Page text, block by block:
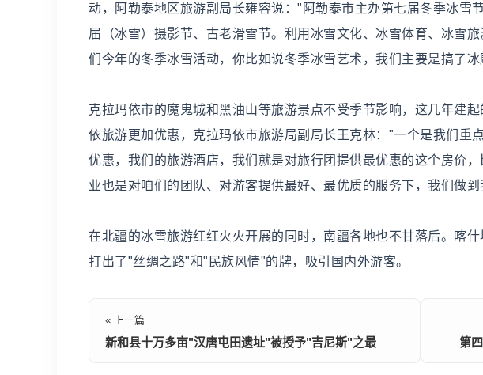
动，阿勒泰地区旅游副局长雍容说："阿勒泰市主办第七届冬季冰雪
届（冰雪）摄影节、古老滑雪节。利用冰雪文化、冰雪体育、冰雪
们今年的冬季冰雪活动，你比如说冬季冰雪艺术，我们主要是搞了
克拉玛依市的魔鬼城和黑油山等旅游景点不受季节影响，这几年建
依旅游更加优惠，克拉玛依市旅游局副局长王克林："一个是我们重
优惠，我们的旅游酒店，我们就是对旅行团提供最优惠的这个房价
业也是对咱们的团队、对游客提供最好、最优质的服务下，我们做
在北疆的冰雪旅游红红火火开展的同时，南疆各地也不甘落后。喀
打出了"丝绸之路"和"民族风情"的牌，吸引国内外游客。
« 上一篇
新和县十万多亩"汉唐屯田遗址"被授予"吉尼斯"之最 第